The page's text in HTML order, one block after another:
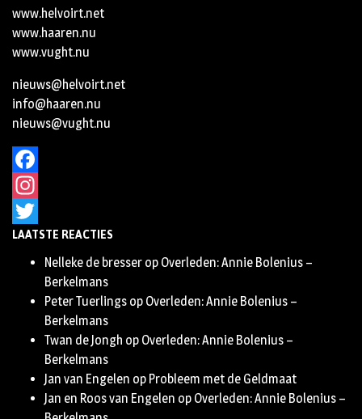
www.helvoirt.net
www.haaren.nu
www.vught.nu
nieuws@helvoirt.net
info@haaren.nu
nieuws@vught.nu
Facebook
Instagram
Twitter
LAATSTE REACTIES
Nelleke de bresser op Overleden: Annie Bolenius –
Berkelmans
Peter Tuerlings op Overleden: Annie Bolenius –
Berkelmans
Twan de Jongh op Overleden: Annie Bolenius –
Berkelmans
Jan van Engelen op Probleem met de Geldmaat
Jan en Roos van Engelen op Overleden: Annie Bolenius –